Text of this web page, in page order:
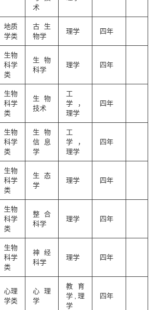
术
地质
学类
古生
物学
理学 四年
生物
科学
类
生物
科学
理学 四年
生物
科学
类
生物
技术
工
学，
理学
四年
生物
科学
类
生物
信息
学
工
学，
理学
四年
生物
科学
类
生态
学
理学 四年
生物
科学
类
整合
科学
理学 四年
生物
科学
类
神经
科学
理学 四年
心理
学类
心理
学
教育
学,理
学
四年